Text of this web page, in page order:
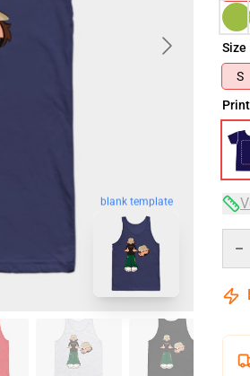
blank template
Size
S